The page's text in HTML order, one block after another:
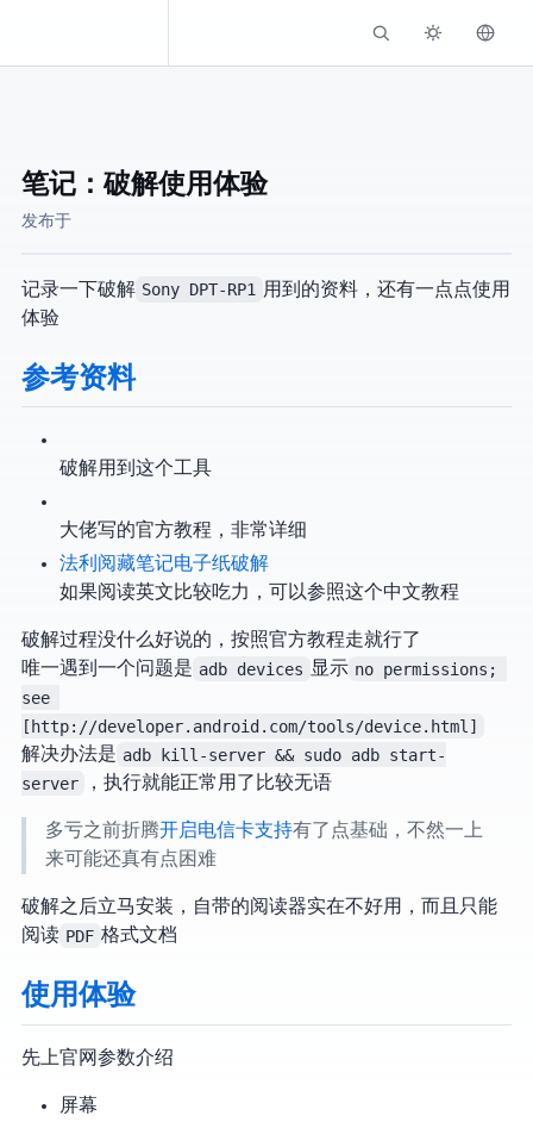
笔记：破解 Sony DPT-RP1 & 使用体验
发布于
记录一下破解 Sony DPT-RP1 用到的资料，还有一点点使用
体验
参考资料
破解用到这个工具
大佬写的官方教程，非常详细
法利阅藏笔记 - Sony DPT-RP1 电子纸破解
如果阅读英文比较吃力，可以参照这个中文教程
破解过程没什么好说的，按照官方教程走就行了
唯一遇到一个问题是 adb devices 显示 no permissions;
see
[http://developer.android.com/tools/device.html]
解决办法是 adb kill-server && sudo adb start-
server
，sudo 执行 adb 就能正常用了…比较无语
多亏之前折腾Pixel 3 开启电信SIM卡支持有了点基础，不然一上
来可能还真有点困难
破解之后立马安装 ，Sony 自带的阅读器实在不好用，而且只能
阅读 PDF 格式文档
Sony DPT-RP1 使用体验
先上官网参数介绍
屏幕 13.3